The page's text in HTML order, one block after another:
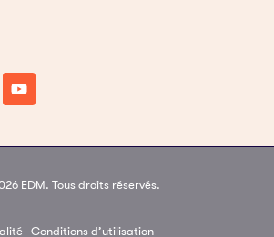
EDM. Tous droits réservés.
Conditions d’utilisation